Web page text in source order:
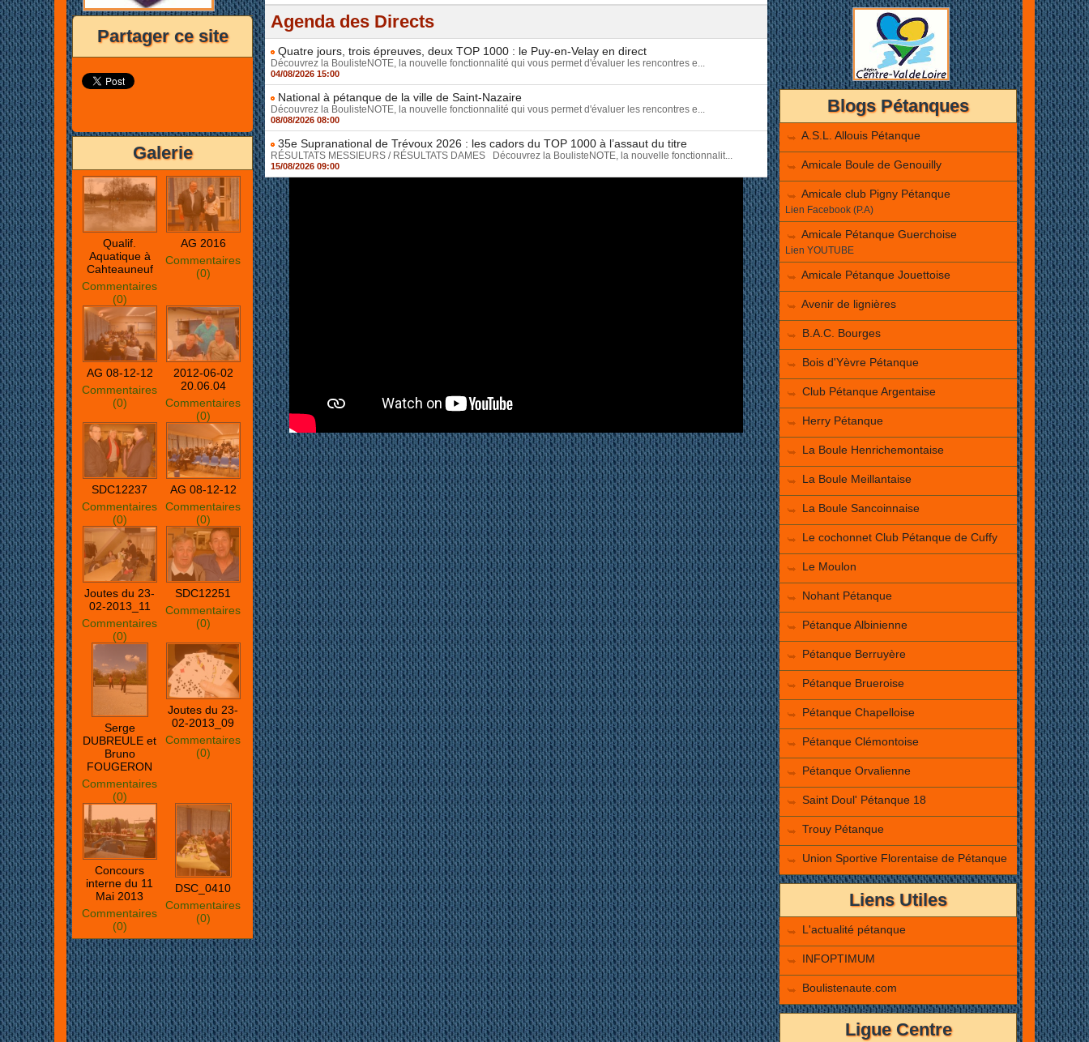
Partager ce site
Galerie
Qualif.
Aquatique à
Cahteauneuf
Commentaires
(0)
AG 2016
Commentaires
(0)
AG 08-12-12
Commentaires
(0)
2012-06-02
20.06.04
Commentaires
(0)
SDC12237
Commentaires
(0)
AG 08-12-12
Commentaires
(0)
Joutes du 23-
02-2013_11
Commentaires
(0)
SDC12251
Commentaires
(0)
Serge
DUBREULE et
Bruno
FOUGERON
Commentaires
(0)
Joutes du 23-
02-2013_09
Commentaires
(0)
Concours
interne du 11
Mai 2013
Commentaires
(0)
DSC_0410
Commentaires
(0)
Agenda des Directs
Quatre jours, trois épreuves, deux TOP 1000 : le Puy-en-Velay en direct
Découvrez la BoulisteNOTE, la nouvelle fonctionnalité qui vous permet d'évaluer les rencontres e...
04/08/2026 15:00
National à pétanque de la ville de Saint-Nazaire
Découvrez la BoulisteNOTE, la nouvelle fonctionnalité qui vous permet d'évaluer les rencontres e...
08/08/2026 08:00
35e Supranational de Trévoux 2026 : les cadors du TOP 1000 à l’assaut du titre
RÉSULTATS MESSIEURS / RÉSULTATS DAMES Découvrez la BoulisteNOTE, la nouvelle fonctionnalit...
15/08/2026 09:00
Blogs Pétanques
A.S.L. Allouis Pétanque
Amicale Boule de Genouilly
Amicale club Pigny Pétanque
Lien Facebook (P.A)
Amicale Pétanque Guerchoise
Lien YOUTUBE
Amicale Pétanque Jouettoise
Avenir de lignières
B.A.C. Bourges
Bois d'Yèvre Pétanque
Club Pétanque Argentaise
Herry Pétanque
La Boule Henrichemontaise
La Boule Meillantaise
La Boule Sancoinnaise
Le cochonnet Club Pétanque de Cuffy
Le Moulon
Nohant Pétanque
Pétanque Albinienne
Pétanque Berruyère
Pétanque Brueroise
Pétanque Chapelloise
Pétanque Clémontoise
Pétanque Orvalienne
Saint Doul' Pétanque 18
Trouy Pétanque
Union Sportive Florentaise de Pétanque
Liens Utiles
L'actualité pétanque
INFOPTIMUM
Boulistenaute.com
Ligue Centre